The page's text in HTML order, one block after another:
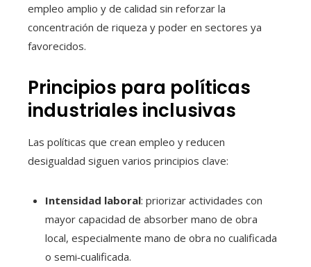
empleo amplio y de calidad sin reforzar la
concentración de riqueza y poder en sectores ya
favorecidos.
Principios para políticas
industriales inclusivas
Las políticas que crean empleo y reducen
desigualdad siguen varios principios clave:
Intensidad laboral: priorizar actividades con
mayor capacidad de absorber mano de obra
local, especialmente mano de obra no cualificada
o semi‑cualificada.